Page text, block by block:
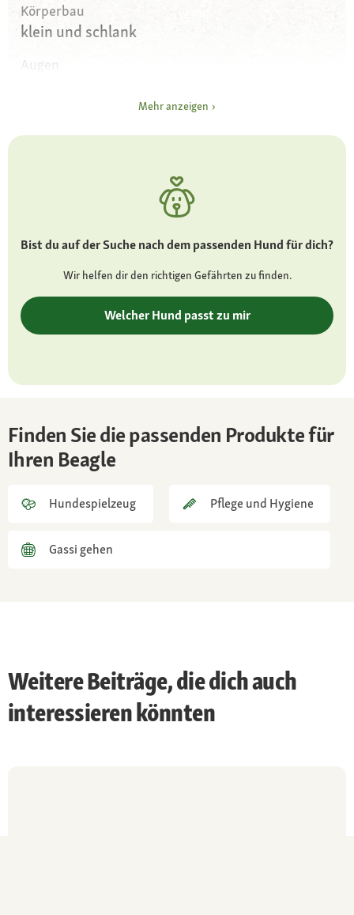
Körperbau
klein und schlank
Augen
klein bis mittellang, hängend
weiches, welliges oder lockiges Wuschelfell in
Weiß, Apricot, Braun, Schwarz oder Gescheckt
Besonderheiten
unkomplizierter Begleithund
Charakter
menschenfreundlich, kinderlieb, verspielt und
fröhlich
Gesundheit
Veranlagung zu einigen Erbkrankheiten wie
Mehr anzeigen
Bist du auf der Suche nach dem passenden Hund für dich?
Wir helfen dir den richtigen Gefährten zu finden.
Welcher Hund passt zu mir
Finden Sie die passenden Produkte für
Ihren Beagle
Hundespielzeug Pflege und Hygiene
Gassi gehen
Weitere Beiträge, die dich auch
interessieren könnten